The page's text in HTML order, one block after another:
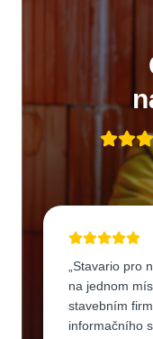
„Díky Stavario
s docházkou
moduly jako
a evidence